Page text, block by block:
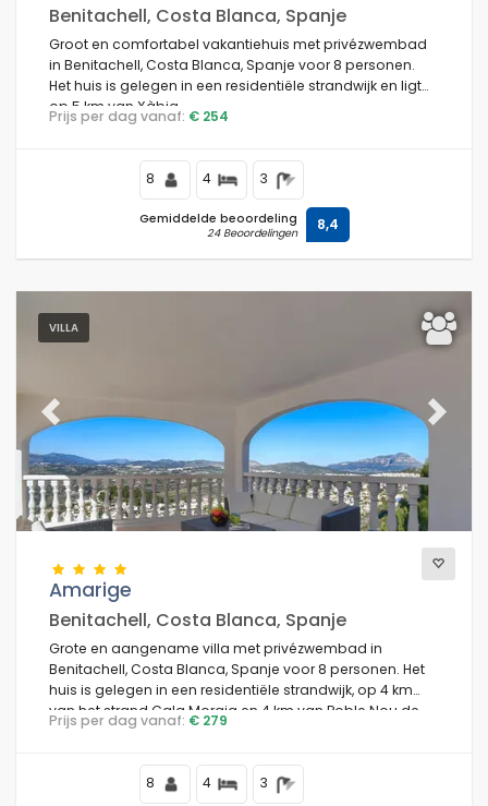
Benitachell, Costa Blanca, Spanje
Groot en comfortabel vakantiehuis met privézwembad
in Benitachell, Costa Blanca, Spanje voor 8 personen.
Het huis is gelegen in een residentiële strandwijk en ligt
op 5 km van Xàbia.
Prijs per dag vanaf: € 254
8 4 3
Gemiddelde beoordeling
24 Beoordelingen 8,4
VILLA
Previous Next
Amarige
Benitachell, Costa Blanca, Spanje
Grote en aangename villa met privézwembad in
Benitachell, Costa Blanca, Spanje voor 8 personen. Het
huis is gelegen in een residentiële strandwijk, op 4 km
van het strand Cala Moraig en 4 km van Poble Nou de
Benitachell.
Prijs per dag vanaf: € 279
8 4 3